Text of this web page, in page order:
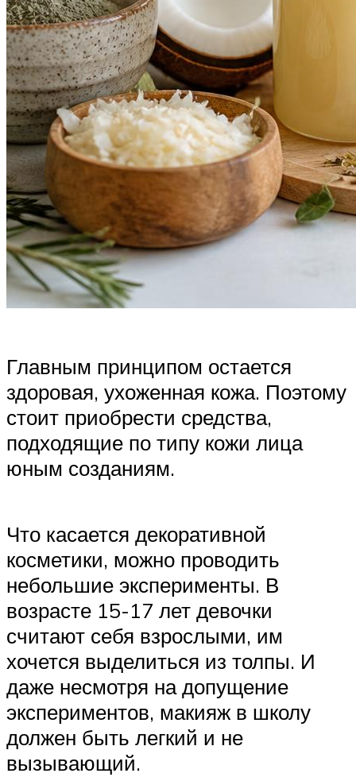
Главным принципом остается
здоровая, ухоженная кожа. Поэтому
стоит приобрести средства,
подходящие по типу кожи лица
юным созданиям.
Что касается декоративной
косметики, можно проводить
небольшие эксперименты. В
возрасте 15-17 лет девочки
считают себя взрослыми, им
хочется выделиться из толпы. И
даже несмотря на допущение
экспериментов, макияж в школу
должен быть легкий и не
вызывающий.